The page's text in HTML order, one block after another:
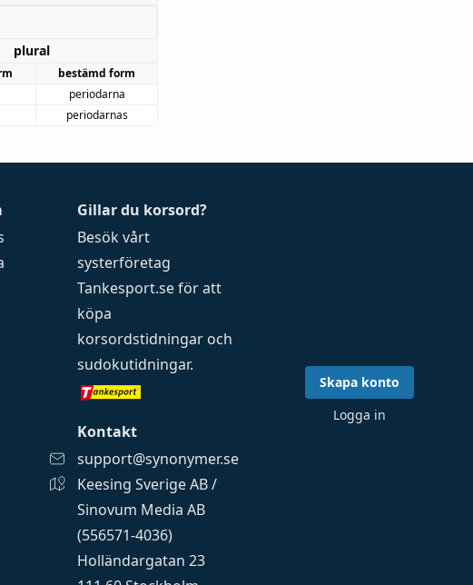
plural
bestämd form
periodarna
periodarnas
Gillar du korsord?
Besök vårt
systerföretag
Tankesport.seför att
köpa
korsordstidningar och
sudokutidningar.
Kontakt
support@synonymer.se
Keesing Sverige AB /
Sinovum Media AB
(556571-4036)
Holländargatan 23
Skapa konto
Logga in